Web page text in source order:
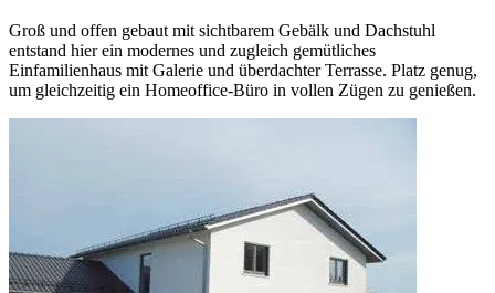
Groß und offen gebaut mit sichtbarem Gebälk und Dachstuhl
entstand hier ein modernes und zugleich gemütliches
Einfamilienhaus mit Galerie und überdachter Terrasse. Platz genug,
um gleichzeitig ein Homeoffice-Büro in vollen Zügen zu genießen.